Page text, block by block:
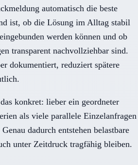
automatisch die beste
ist, ob die Lösung im Alltag stabil
werden können und ob
transparent nachvollziehbar sind.
dokumentiert, reduziert spätere
konkret: lieber ein geordneter
als viele parallele Einzelanfragen
dadurch entstehen belastbare
unter Zeitdruck tragfähig bleiben.